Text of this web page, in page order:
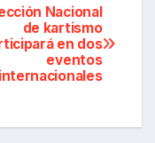
Nacional
de kartismo
en dos
eventos
internacionales